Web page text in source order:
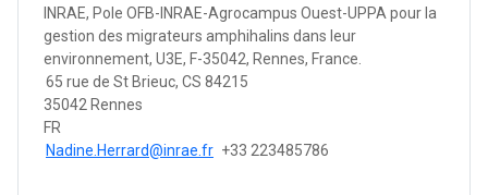
INRAE, Pole OFB-INRAE-Agrocampus Ouest-UPPA pour la
gestion des migrateurs amphihalins dans leur
environnement, U3E, F-35042, Rennes, France.
65 rue de St Brieuc, CS 84215
35042 Rennes
FR
Nadine.Herrard@inrae.fr +33 223485786